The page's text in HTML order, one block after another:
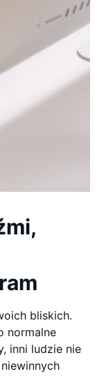
bliskich.
normalne
inni ludzie nie